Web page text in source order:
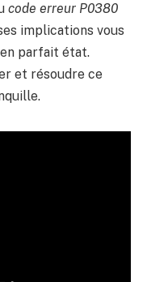
code erreur P0380
implications vous
parfait état.
et résoudre ce